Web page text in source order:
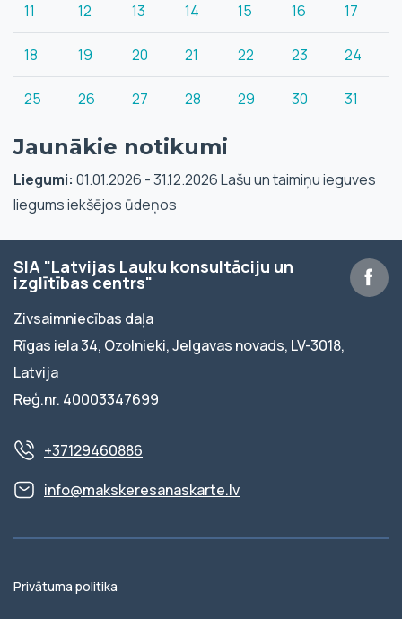
11 12 13 14 15 16 17
18 19 20 21 22 23 24
25 26 27 28 29 30 31
Jaunākie notikumi
Liegumi: 01.01.2026 - 31.12.2026 Lašu un taimiņu ieguves
liegums iekšējos ūdeņos
SIA "Latvijas Lauku konsultāciju un
izglītības centrs"
Zivsaimniecības daļa
Rīgas iela 34, Ozolnieki, Jelgavas novads, LV-3018,
Latvija
Reģ.nr. 40003347699
+37129460886
info@makskeresanaskarte.lv
Privātuma politika